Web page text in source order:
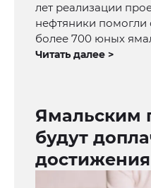
лет реализации
нефтяники помогли
более 700 юных
Читать далее >
Ямальским
будут